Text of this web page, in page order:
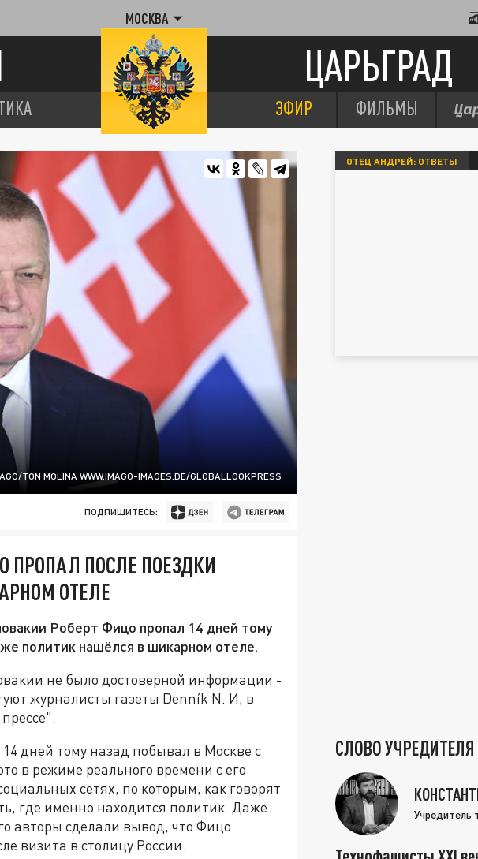
МОСКВА
ЦАРЬГРАД
ЭФИР ФИЛЬМЫ
TON MOLINA WWW.IMAGO-IMAGES.DE/GLOBALLOOKPRESS
ПОДПИШИТЕСЬ:
ПРОПАЛ ПОСЛЕ ПОЕЗДКИ
ОТЕЛЕ
Роберт Фицо пропал 14 дней тому
политик нашёлся в шикарном отеле.
не было достоверной информации -
журналисты газеты Denník N. И, в
дней тому назад побывал в Москве с
в режиме реального времени с его
сетях, по которым, как говорят
где именно находится политик. Даже
авторы сделали вывод, что Фицо
визита в столицу России.
ОТЕЦ АНДРЕЙ: ОТВЕТЫ
СЛОВО УЧРЕДИТЕЛЯ
Учредитель